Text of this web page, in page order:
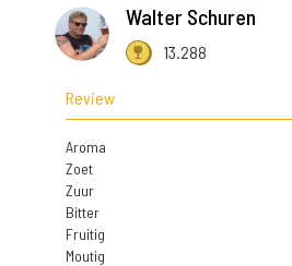
Walter Schuren
13.288
Review
Aroma
Zoet
Zuur
Bitter
Fruitig
Moutig